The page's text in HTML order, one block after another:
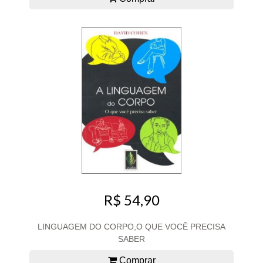
R$ 54,90
LINGUAGEM DO CORPO,O QUE VOCÊ PRECISA
SABER
Comprar